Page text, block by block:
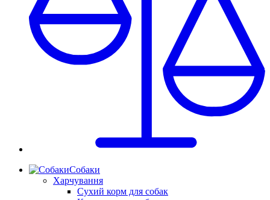
Собаки
Харчування
Сухий корм для собак